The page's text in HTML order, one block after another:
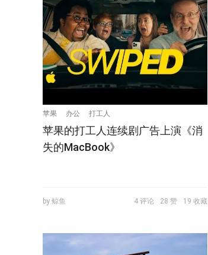
苹果 办公 打工人
苹果的打工人连续剧广告上演《消
失的MacBook》
by 鲸鱼 4 评论 28 赞 19 收藏